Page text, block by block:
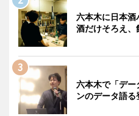
六本木に日本
酒だけそろえ、
六本木で「デ
ンのデータ語る